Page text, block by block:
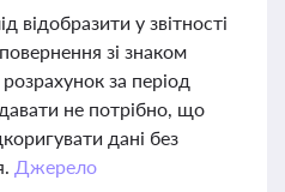
відобразити у звітності
зі знаком
за період
не потрібно, що
дані без
Джерело